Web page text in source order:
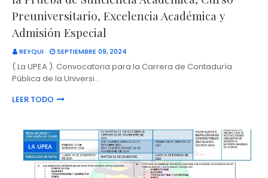
Preuniversitario, Excelencia Académica y
Admisión Especial
REYQUI SEPTIEMBRE 09, 2024
( La UPEA ). Convocatoria para la Carrera de Contaduría
Pública de la Universi…
LEER TODO
LA UPEA